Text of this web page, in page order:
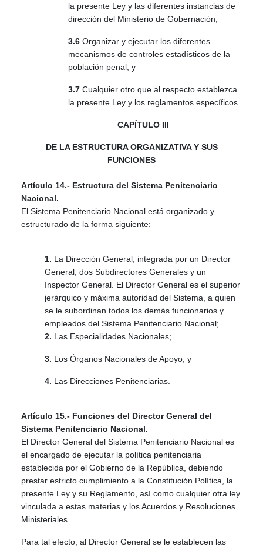
la presente Ley y las diferentes instancias de
dirección del Ministerio de Gobernación;
3.6 Organizar y ejecutar los diferentes
mecanismos de controles estadísticos de la
población penal; y
3.7 Cualquier otro que al respecto establezca
la presente Ley y los reglamentos específicos.
CAPÍTULO III
DE LA ESTRUCTURA ORGANIZATIVA Y SUS
FUNCIONES
Artículo 14.- Estructura del Sistema Penitenciario
Nacional.
El Sistema Penitenciario Nacional está organizado y
estructurado de la forma siguiente:
1. La Dirección General, integrada por un Director
General, dos Subdirectores Generales y un
Inspector General. El Director General es el superior
jerárquico y máxima autoridad del Sistema, a quien
se le subordinan todos los demás funcionarios y
empleados del Sistema Penitenciario Nacional;
2. Las Especialidades Nacionales;
3. Los Órganos Nacionales de Apoyo; y
4. Las Direcciones Penitenciarias.
Artículo 15.- Funciones del Director General del
Sistema Penitenciario Nacional.
El Director General del Sistema Penitenciario Nacional es
el encargado de ejecutar la política penitenciaria
establecida por el Gobierno de la República, debiendo
prestar estricto cumplimiento a la Constitución Política, la
presente Ley y su Reglamento, así como cualquier otra ley
vinculada a estas materias y los Acuerdos y Resoluciones
Ministeriales.
Para tal efecto, al Director General se le establecen las